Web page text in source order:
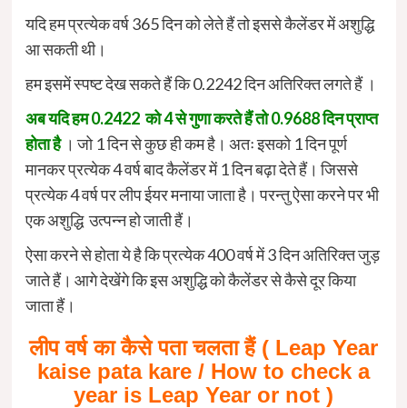
यदि हम प्रत्येक वर्ष 365 दिन को लेते हैं तो इससे कैलेंडर में अशुद्धि
आ सकती थी।
हम इसमें स्पष्ट देख सकते हैं कि 0.2242 दिन अतिरिक्त लगते हैं ।
अब यदि हम 0.2422 को 4 से गुणा करते हैं तो 0.9688 दिन प्राप्त
होता है। जो 1 दिन से कुछ ही कम है। अतः इसको 1 दिन पूर्ण
मानकर प्रत्येक 4 वर्ष बाद कैलेंडर में 1 दिन बढ़ा देते हैं। जिससे
प्रत्येक 4 वर्ष पर लीप ईयर मनाया जाता है। परन्तु ऐसा करने पर भी
एक अशुद्धि उत्पन्न हो जाती हैं।
ऐसा करने से होता ये है कि प्रत्येक 400 वर्ष में 3 दिन अतिरिक्त जुड़
जाते हैं। आगे देखेंगे कि इस अशुद्धि को कैलेंडर से कैसे दूर किया
जाता हैं।
लीप वर्ष का कैसे पता चलता हैं ( Leap Year
kaise pata kare / How to check a
year is Leap Year or not )